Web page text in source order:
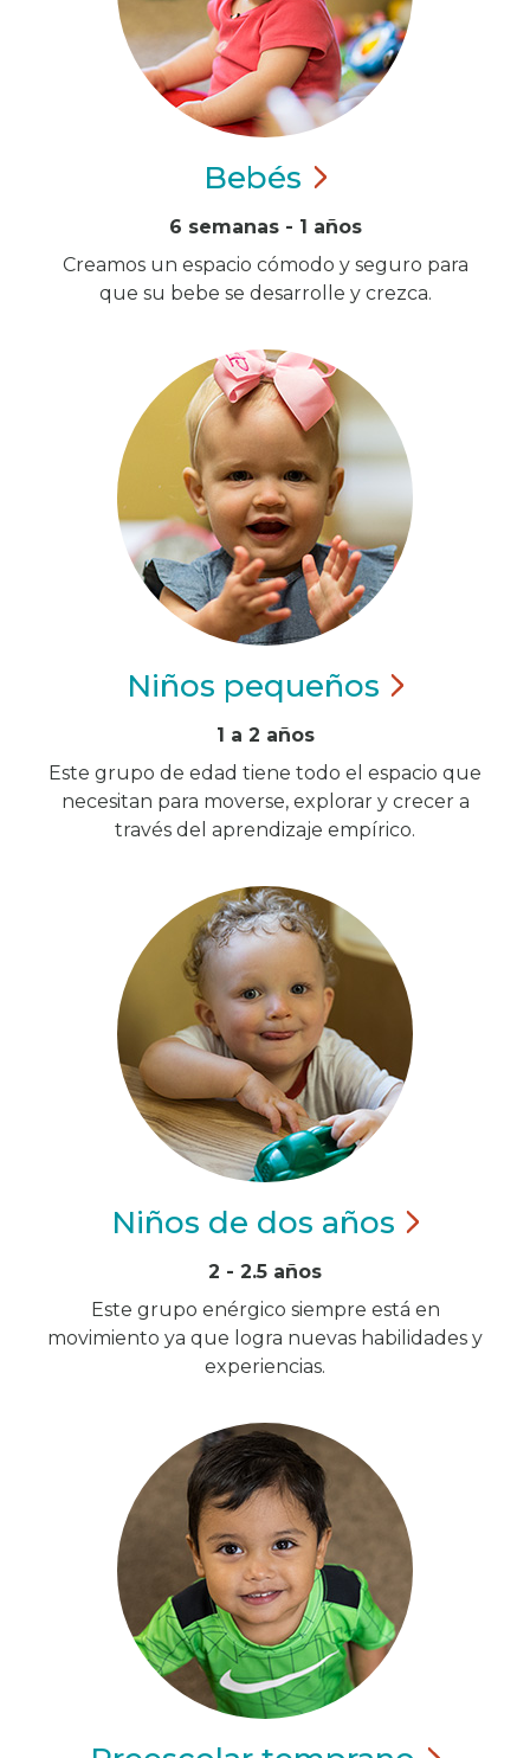
Bebés
6 semanas - 1 años
Creamos un espacio cómodo y seguro para
que su bebe se desarrolle y crezca.
Niños pequeños
1 a 2 años
Este grupo de edad tiene todo el espacio que
necesitan para moverse, explorar y crecer a
través del aprendizaje empírico.
Niños de dos años
2 - 2.5 años
Este grupo enérgico siempre está en
movimiento ya que logra nuevas habilidades y
experiencias.